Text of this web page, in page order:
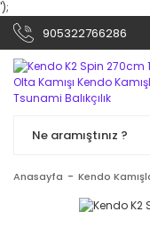
');
905322766286
Anasayfa Kendo